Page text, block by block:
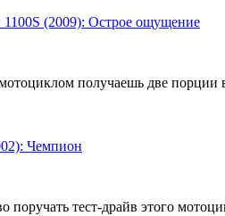
(2009): Острое ощущение
получаешь две порции
Чемпион
поручать тест-драйв этого